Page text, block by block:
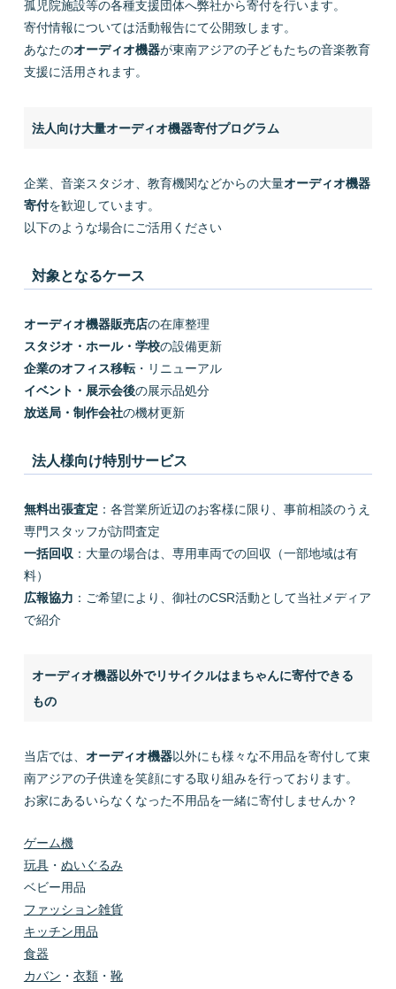
孤児院施設等の各種支援団体へ弊社から寄付を行います。
寄付情報については活動報告にて公開致します。
あなたのオーディオ機器が東南アジアの子どもたちの音楽教育
支援に活用されます。
法人向け大量オーディオ機器寄付プログラム
企業、音楽スタジオ、教育機関などからの大量オーディオ機器
寄付を歓迎しています。
以下のような場合にご活用ください
対象となるケース
オーディオ機器販売店の在庫整理
スタジオ・ホール・学校の設備更新
企業のオフィス移転・リニューアル
イベント・展示会後の展示品処分
放送局・制作会社の機材更新
法人様向け特別サービス
無料出張査定 ：各営業所近辺のお客様に限り、事前相談のうえ
専門スタッフが訪問査定
一括回収 ：大量の場合は、専用車両での回収（一部地域は有
料）
広報協力 ：ご希望により、御社のCSR活動として当社メディア
で紹介
オーディオ機器以外でリサイクルはまちゃんに寄付できる
もの
当店では、 オーディオ機器以外にも様々な不用品を寄付して東
南アジアの子供達を笑顔にする取り組みを行っております。
お家にあるいらなくなった不用品を一緒に寄付しませんか？
ゲーム機
玩具・ ぬいぐるみ
ベビー用品
ファッション雑貨
キッチン用品
食器
カバン ・ 衣類・ 靴